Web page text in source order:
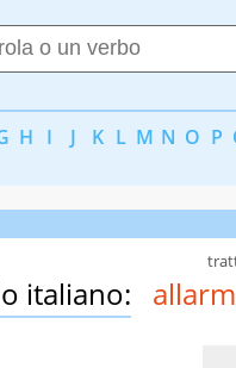
H I J K L M N O P
italiano: